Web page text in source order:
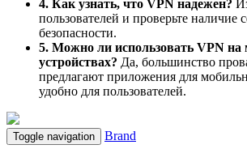
4. Как узнать, что VPN надежен?
пользователей и проверьте наличие
безопасности.
5. Можно ли использовать VPN
устройствах? Да, большинство
предлагают приложения для
удобно для пользователей.
Toggle navigation Brand